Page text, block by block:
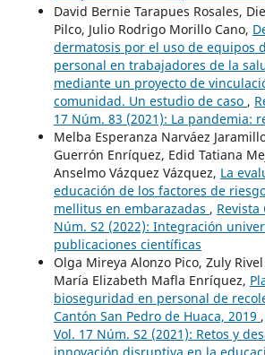
David Bernie Tarapues Rosales,
Pilco, Julio Rodrigo Morillo Cano,
dermatosis por el uso de equipos
personal en trabajadores de la
mediante un proyecto de
comunidad. Un estudio de caso ,
17 Núm. 83 (2021): La pandemia:
Melba Esperanza Narváez
Guerrón Enríquez, Edid Tatiana
Anselmo Vázquez Vázquez, La
educación de los factores de
mellitus en embarazadas , Revista
Núm. S2 (2022): Integración
publicaciones científicas
Olga Mireya Alonzo Pico, Zuly
María Elizabeth Mafla Enríquez,
bioseguridad en personal de
Cantón San Pedro de Huaca, 2019 ,
Vol. 17 Núm. S2 (2021): Retos y
innovación disruptiva en la